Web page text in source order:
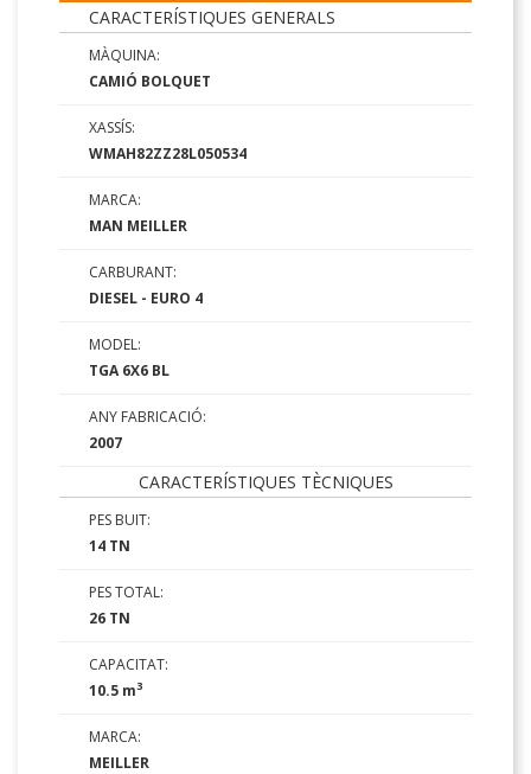
CARACTERÍSTIQUES GENERALS
MÀQUINA:
CAMIÓ BOLQUET
XASSÍS:
WMAH82ZZ28L050534
MARCA:
MAN MEILLER
CARBURANT:
DIESEL - EURO 4
MODEL:
TGA 6X6 BL
ANY FABRICACIÓ:
2007
CARACTERÍSTIQUES TÈCNIQUES
PES BUIT:
14 TN
PES TOTAL:
26 TN
CAPACITAT:
10.5 m3
MARCA:
MEILLER